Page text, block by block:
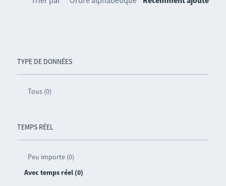
TYPE DE DONNÉES
Tous (0)
TEMPS RÉEL
Peu importe (0)
Avec temps réel (0)